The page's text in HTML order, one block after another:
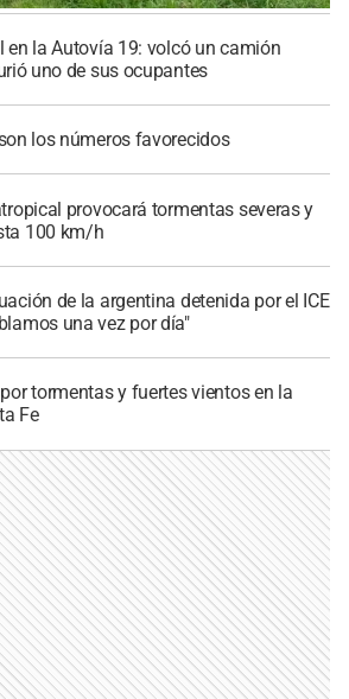
en la Autovía 19: volcó un camión
uno de sus ocupantes
los números favorecidos
provocará tormentas severas y
100 km/h
de la argentina detenida por el ICE
una vez por día"
tormentas y fuertes vientos en la
Fe